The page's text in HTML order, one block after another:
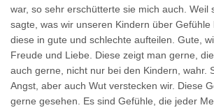
war, so sehr erschütterte sie mich auch. Weil
sagte, was wir unseren Kindern über Gefühle
diese in gute und schlechte aufteilen. Gute,
Freude und Liebe. Diese zeigt man gerne,
auch gerne, nicht nur bei den Kindern, wahr.
Angst, aber auch Wut verstecken wir. Diese
gerne gesehen. Es sind Gefühle, die jeder